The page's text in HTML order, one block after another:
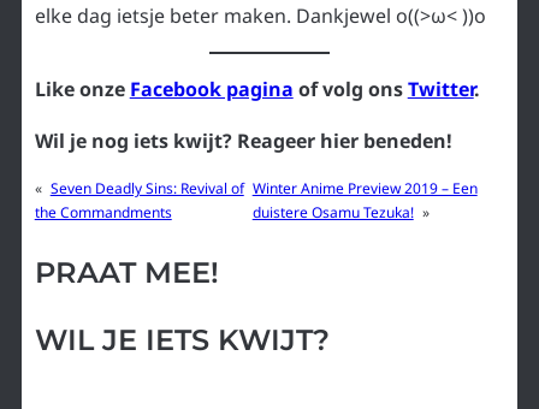
elke dag ietsje beter maken. Dankjewel o((>ω< ))o
Like onze Facebook pagina of volg onsTwitter.
Wil je nog iets kwijt? Reageer hier beneden!
« Seven Deadly Sins: Revival of
the Commandments
Winter Anime Preview 2019 – Een
duistere Osamu Tezuka! »
PRAAT MEE!
WIL JE IETS KWIJT?